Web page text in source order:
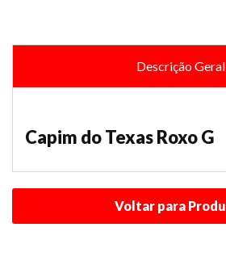
Descrição Geral
Capim do Texas Roxo G